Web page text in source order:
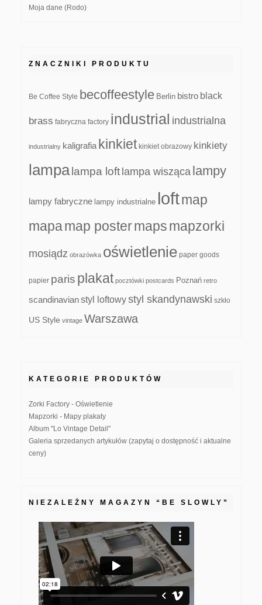
Moja dane (Rodo)
ZNACZNIKI PRODUKTU
Be Coffee Style becoffeestyle Berlin bistro black
brass fabryczna factory industrial industrialna
industrialny kaligrafia kinkiet kinkiet obrazowy kinkiety
lampa lampa loft lampa wisząca lampy
lampy fabryczne lampy industrialne loftmap
mapamap postermapsmapzorki
mosiądz obrazówka oświetlenie paper goods
papier paris plakat pocztówki postcards Poznań retro
scandinavianstyl loftowystyl skandynawski szkło
US Style vintage Warszawa
KATEGORIE PRODUKTÓW
Zorki Factory - Oświetlenie
Mapzorki - Mapy plakaty
Album "Lo Vintage Detail"
Galeria sprzedanych artykułów (zapytaj o dostępność i aktualne
ceny)
NIEZALEŻNY MAGAZYN “BE SLOWLY”